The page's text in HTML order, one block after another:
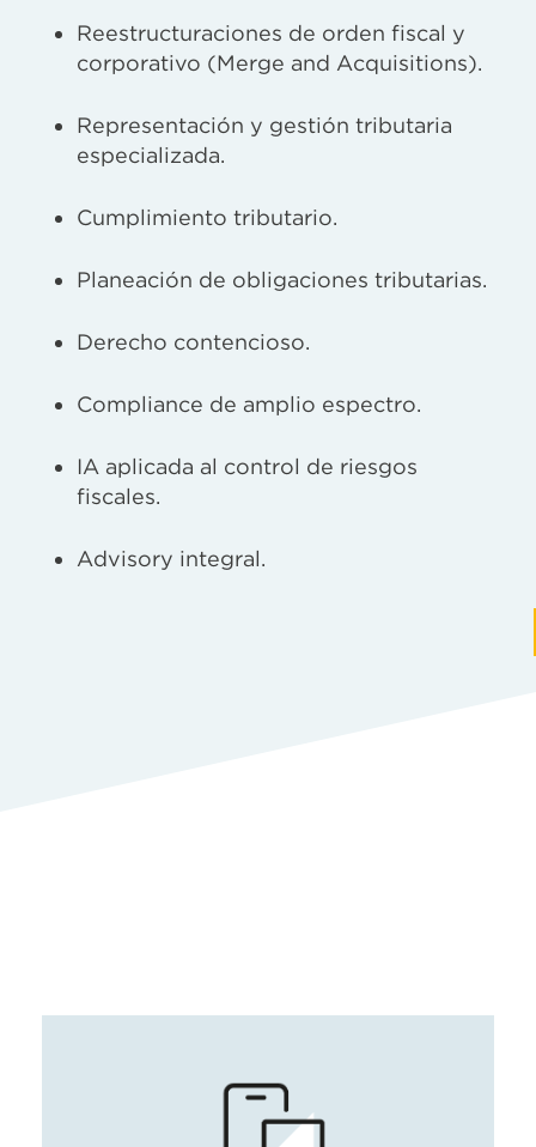
Reestructuraciones de orden fiscal y
corporativo (Merge and Acquisitions).
Representación y gestión tributaria
especializada.
Cumplimiento tributario.
Planeación de obligaciones tributarias.
Derecho contencioso.
Compliance de amplio espectro.
IA aplicada al control de riesgos
fiscales.
Advisory integral.